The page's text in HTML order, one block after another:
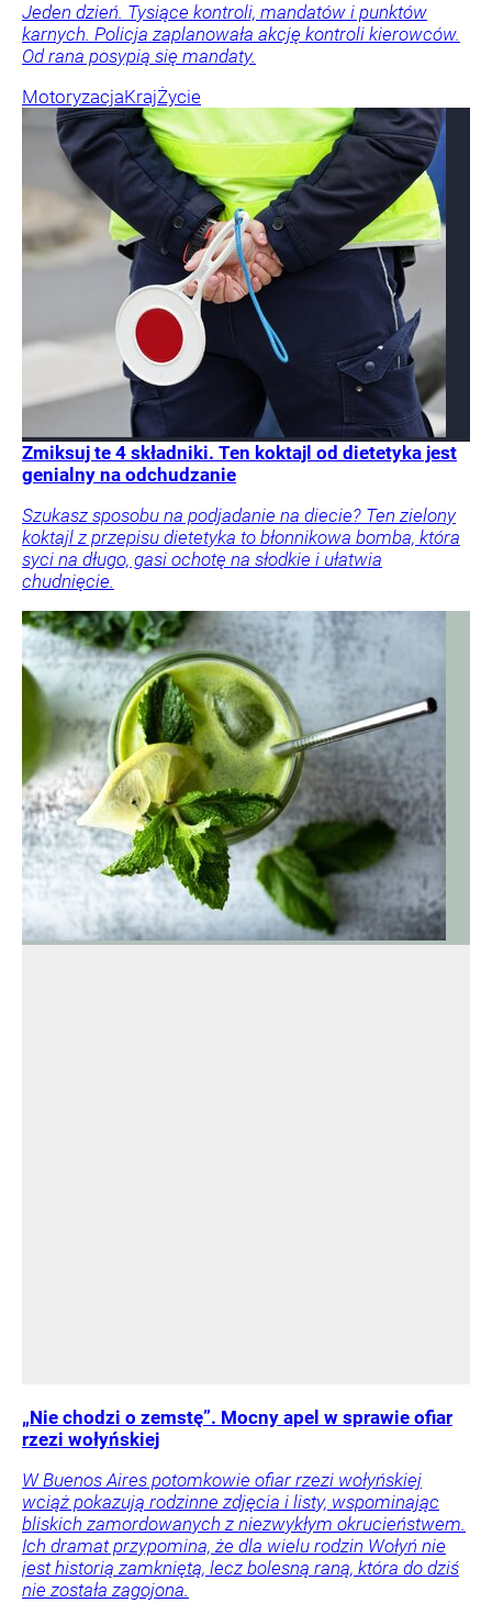
Jeden dzień. Tysiące kontroli, mandatów i punktów
karnych. Policja zaplanowała akcję kontroli kierowców.
Od rana posypią się mandaty.
MotoryzacjaKrajŻycie
Zmiksuj te 4 składniki. Ten koktajl od dietetyka jest
genialny na odchudzanie
Szukasz sposobu na podjadanie na diecie? Ten zielony
koktajl z przepisu dietetyka to błonnikowa bomba, która
syci na długo, gasi ochotę na słodkie i ułatwia
chudnięcie.
„Nie chodzi o zemstę”. Mocny apel w sprawie ofiar
rzezi wołyńskiej
W Buenos Aires potomkowie ofiar rzezi wołyńskiej
wciąż pokazują rodzinne zdjęcia i listy, wspominając
bliskich zamordowanych z niezwykłym okrucieństwem.
Ich dramat przypomina, że dla wielu rodzin Wołyń nie
jest historią zamkniętą, lecz bolesną raną, która do dziś
nie została zagojona.